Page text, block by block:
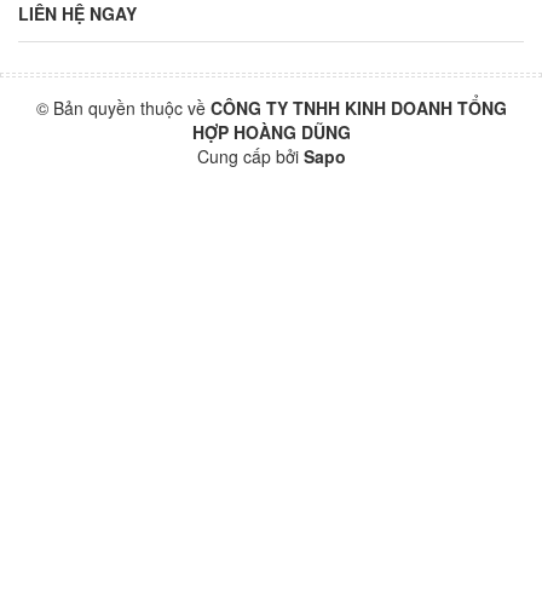
LIÊN HỆ NGAY
© Bản quyền thuộc về CÔNG TY TNHH KINH DOANH TỔNG
HỢP HOÀNG DŨNG
Cung cấp bởi Sapo